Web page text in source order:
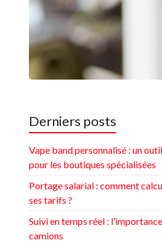
Derniers posts
Vape band personnalisé : un
pour les boutiques spécialisées
Portage salarial : comment
ses tarifs ?
Suivi en temps réel :
camions